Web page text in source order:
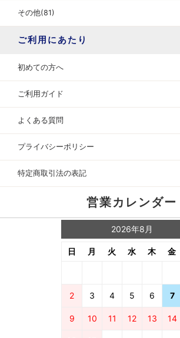
その他(81)
ご利用にあたり
初めての方へ
ご利用ガイド
よくある質問
プライバシーポリシー
特定商取引法の表記
営業カレンダー
2026年8月
日 月 火 水 木 金
2 3 4 5 6 7
9 10 11 12 13 14